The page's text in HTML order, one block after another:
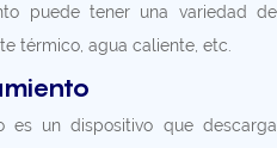
puede tener una variedad de
térmico, agua caliente, etc.
un dispositivo que descarga